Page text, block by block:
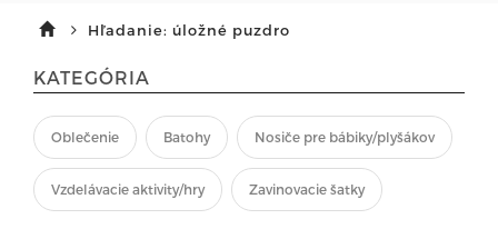
Hľadanie: úložné puzdro
KATEGÓRIA
Oblečenie Batohy Nosiče pre bábiky/plyšákov
Vzdelávacie aktivity/hry Zavinovacie šatky